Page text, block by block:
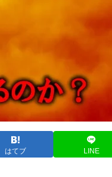
はてブ LINE